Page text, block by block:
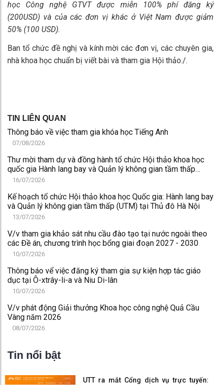
học Công nghệ GTVT được miễn 100% phí đăng ký
(200USD) và của các đơn vị khác ở Việt Nam được giảm
50% (100 USD).
Ban tổ chức đề nghị và kính mời các đơn vị, các chuyên gia,
nhà khoa học chuẩn bị viết bài và tham gia Hội thảo./.
TIN LIÊN QUAN
Thông báo về việc tham gia khóa học Tiếng Anh
07/08/2026
Thư mời tham dự và đồng hành tổ chức Hội thảo khoa học
quốc gia Hành lang bay và Quản lý không gian tầm thấp
(UTM) tại Thủ đô Hà Nội
16/07/2026
Kế hoạch tổ chức Hội thảo khoa học Quốc gia: Hành lang bay
và Quản lý không gian tầm thấp (UTM) tại Thủ đô Hà Nội
13/07/2026
V/v tham gia khảo sát nhu cầu đào tạo tại nước ngoài theo
các Đề án, chương trình học bổng giai đoạn 2027 - 2030
10/07/2026
Thông báo vể việc đăng ký tham gia sự kiện hợp tác giáo
dục tại Ô-xtrây-li-a và Niu Di-lân
10/07/2026
V/v phát động Giải thưởng Khoa học công nghệ Quả Cầu
Vàng năm 2026
08/07/2026
Tin nổi bật
UTT ra mắt Cổng dịch vụ trực tuyến: